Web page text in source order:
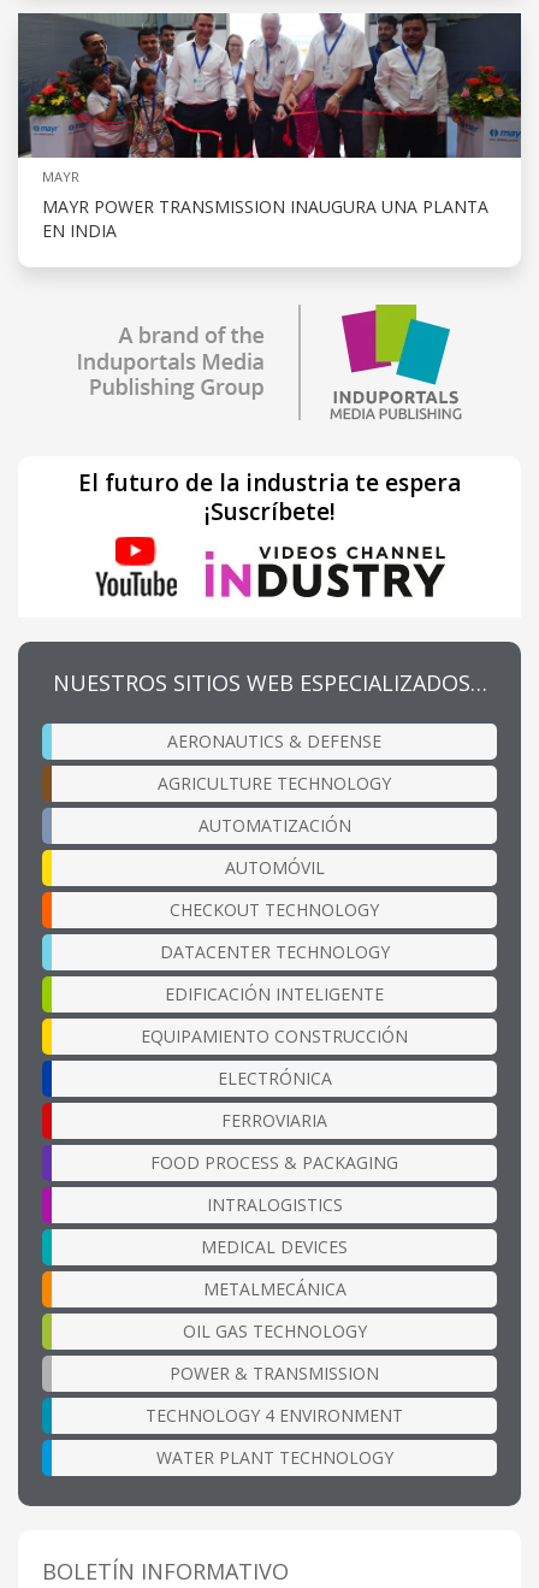
MAYR
MAYR POWER TRANSMISSION INAUGURA UNA PLANTA
EN INDIA
El futuro de la industria te espera
¡Suscríbete!
NUESTROS SITIOS WEB ESPECIALIZADOS…
AERONAUTICS & DEFENSE
AGRICULTURE TECHNOLOGY
AUTOMATIZACIÓN
AUTOMÓVIL
CHECKOUT TECHNOLOGY
DATACENTER TECHNOLOGY
EDIFICACIÓN INTELIGENTE
EQUIPAMIENTO CONSTRUCCIÓN
ELECTRÓNICA
FERROVIARIA
FOOD PROCESS & PACKAGING
INTRALOGISTICS
MEDICAL DEVICES
METALMECÁNICA
OIL GAS TECHNOLOGY
POWER & TRANSMISSION
TECHNOLOGY 4 ENVIRONMENT
WATER PLANT TECHNOLOGY
BOLETÍN INFORMATIVO